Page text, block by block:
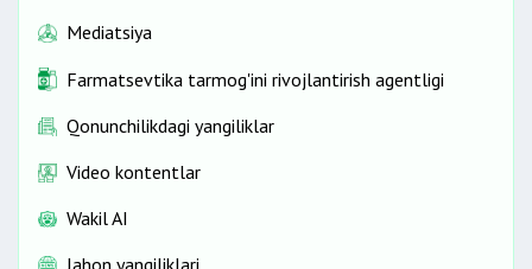
Mediatsiya
Farmatsevtika tarmog'ini rivojlantirish agentligi
Qonunchilikdagi yangiliklar
Video kontentlar
Wakil AI